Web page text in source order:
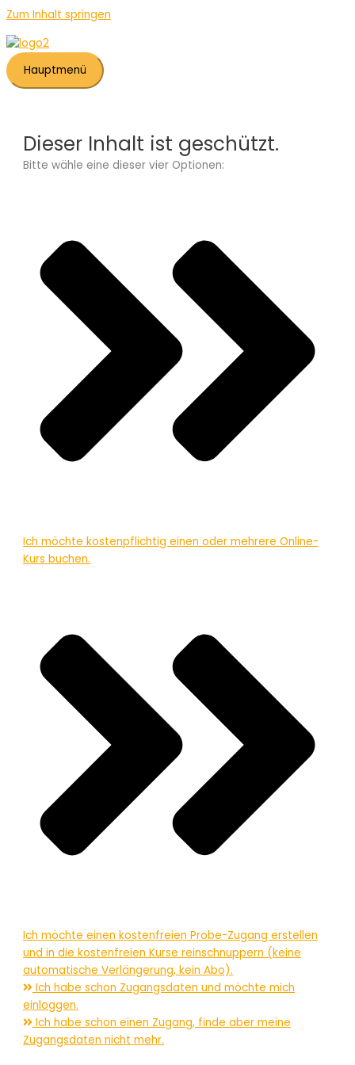
Zum Inhalt springen
Hauptmenü
Dieser Inhalt ist geschützt.
Bitte wähle eine dieser vier Optionen:
Ich möchte kostenpflichtig einen oder mehrere Online-
Kurs buchen.
Ich möchte einen kostenfreien Probe-Zugang erstellen
und in die kostenfreien Kurse reinschnuppern (keine
automatische Verlängerung, kein Abo).
Ich habe schon Zugangsdaten und möchte mich
einloggen.
Ich habe schon einen Zugang, finde aber meine
Zugangsdaten nicht mehr.